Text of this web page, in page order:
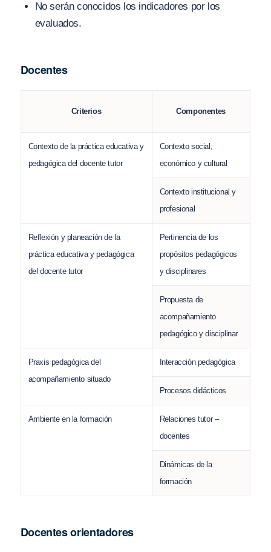
No serán conocidos los indicadores por los
evaluados.
Docentes
Criterios Componentes
Contexto de la práctica educativa y
pedagógica del docente tutor
Contexto social,
económico y cultural
Contexto institucional y
profesional
Reflexión y planeación de la
práctica educativa y pedagógica
del docente tutor
Pertinencia de los
propósitos pedagógicos
y disciplinares
Propuesta de
acompañamiento
pedagógico y disciplinar
Praxis pedagógica del
acompañamiento situado
Interacción pedagógica
Procesos didácticos
Ambiente en la formación
Relaciones tutor –
docentes
Dinámicas de la
formación
Docentes orientadores